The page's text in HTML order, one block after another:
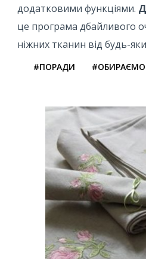
додатковими функціями.
це програма дбайливого
ніжних тканин від будь-
#ПОРАДИ #ОБИРАЄМО